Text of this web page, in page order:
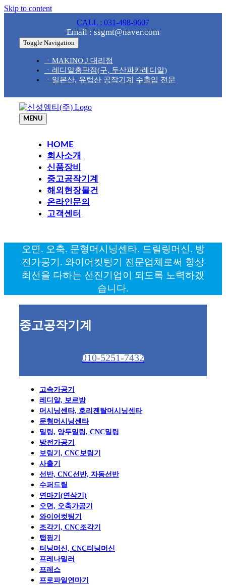
Skip to content
CALL : 031-498-9607
Email : ssgmt@naver.com
Toggle Navigation
ㆍMAKINO J 대리점
ㆍ레디알총판점(구, 두산파카레디알)
ㆍ일본산, 유럽산 공작기계 수출입 전문
MENU
HOME
회사소개
신품장비
중고공작기계
해외현장물건
온라인문의
고객센터
오면. 오축. 문형머시닝센타. 드릴링머신. 방
전가공기. 와이어컷팅기 전문업체로써 항상
최선을 다하는 선진기업이 되도록 노력하겠
습니다.
중고공작기계
010-5251-7432
고속가공기
레디알, 보르방
머시닝센타, 호리젠탈머시닝센타
문형머시닝센타
밀링, 양두밀링, CNC밀링
방전가공기
보링기, CNC보링기
사출기
선반, CNC선반, 자동선반
수퍼드릴
연마기(연삭기)
오면, 오축가공기
와이어컷팅기
조각기, CNC조각기
탭핑기
터닝머신, CNC터닝머신
프레나밀러
프레스
프로파일연마기